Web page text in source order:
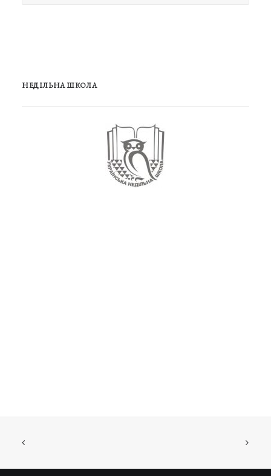
НЕДІЛЬНА ШКОЛА